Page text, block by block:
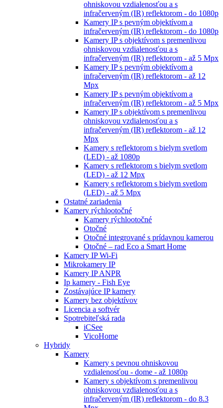
ohniskovou vzdialenosťou a s
infračerveným (IR) reflektorom - do 1080p
Kamery IP s pevným objektívom a
infračerveným (IR) reflektorom - do 1080p
Kamery IP s objektívom s premenlivou
ohniskovou vzdialenosťou a s
infračerveným (IR) reflektorom - až 5 Mpx
Kamery IP s pevným objektívom a
infračerveným (IR) reflektorom - až 12
Mpx
Kamery IP s pevným objektívom a
infračerveným (IR) reflektorom - až 5 Mpx
Kamery IP s objektívom s premenlivou
ohniskovou vzdialenosťou a s
infračerveným (IR) reflektorom - až 12
Mpx
Kamery s reflektorom s bielym svetlom
(LED) - až 1080p
Kamery s reflektorom s bielym svetlom
(LED) - až 12 Mpx
Kamery s reflektorom s bielym svetlom
(LED) - až 5 Mpx
Ostatné zariadenia
Kamery rýchlootočné
Kamery rýchlootočné
Otočné
Otočné integrované s prídavnou kamerou
Otočné – rad Eco a Smart Home
Kamery IP Wi-Fi
Mikrokamery IP
Kamery IP ANPR
Ip kamery - Fish Eye
Zostávajúce IP kamery
Kamery bez objektívov
Licencia a softvér
Spotrebiteľská rada
iCSee
VicoHome
Hybridy
Kamery
Kamery s pevnou ohniskovou
vzdialenosťou - dome - až 1080p
Kamery s objektívom s premenlivou
ohniskovou vzdialenosťou a s
infračerveným (IR) reflektorom - do 8.3